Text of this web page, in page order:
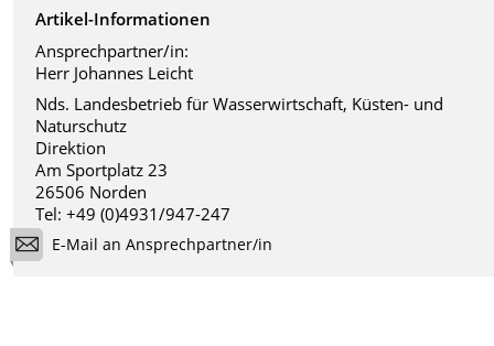
Artikel-Informationen
Ansprechpartner/in:
Herr Johannes Leicht
Nds. Landesbetrieb für Wasserwirtschaft, Küsten- und
Naturschutz
Direktion
Am Sportplatz 23
26506 Norden
Tel: +49 (0)4931/947-247
E-Mail an Ansprechpartner/in